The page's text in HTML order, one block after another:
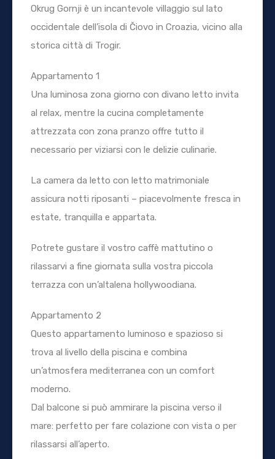
Okrug Gornji è un incantevole villaggio sul lato
occidentale dell’isola di Čiovo in Croazia, vicino alla
storica città di Trogir.
Appartamento 1
Una luminosa zona giorno con divano letto invita
al relax, mentre la cucina completamente
attrezzata con zona pranzo offre tutto il
necessario per viziarsi con le delizie culinarie.
La camera da letto con letto matrimoniale
assicura notti riposanti – piacevolmente fresca in
estate, tranquilla e appartata.
Potrete gustare il vostro caffè mattutino o
rilassarvi a fine giornata sulla vostra piccola
terrazza con un’altalena hollywoodiana.
Appartamento 2
Questo appartamento luminoso e spazioso si
trova al livello della piscina e combina
un’atmosfera mediterranea con un comfort
moderno.
Dal balcone si può ammirare la piscina verso il
mare: perfetto per fare colazione con vista o per
rilassarsi all’aperto.